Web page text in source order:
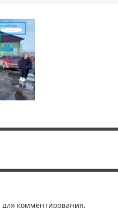
для комментирования.